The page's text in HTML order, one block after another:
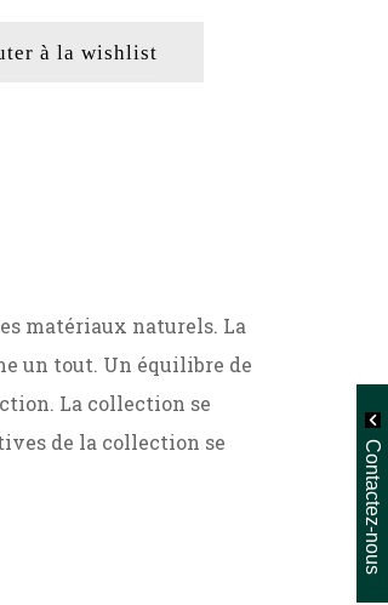
à la wishlist
matériaux naturels. La
un tout. Un équilibre de
La collection se
de la collection se
Contactez-nous